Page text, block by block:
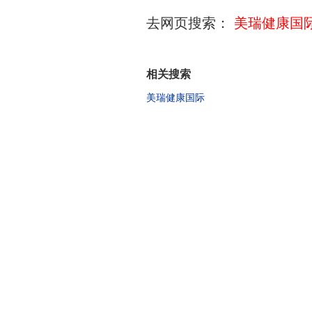
去网页搜索： 美瑞健康国
相关搜索
美瑞健康国际